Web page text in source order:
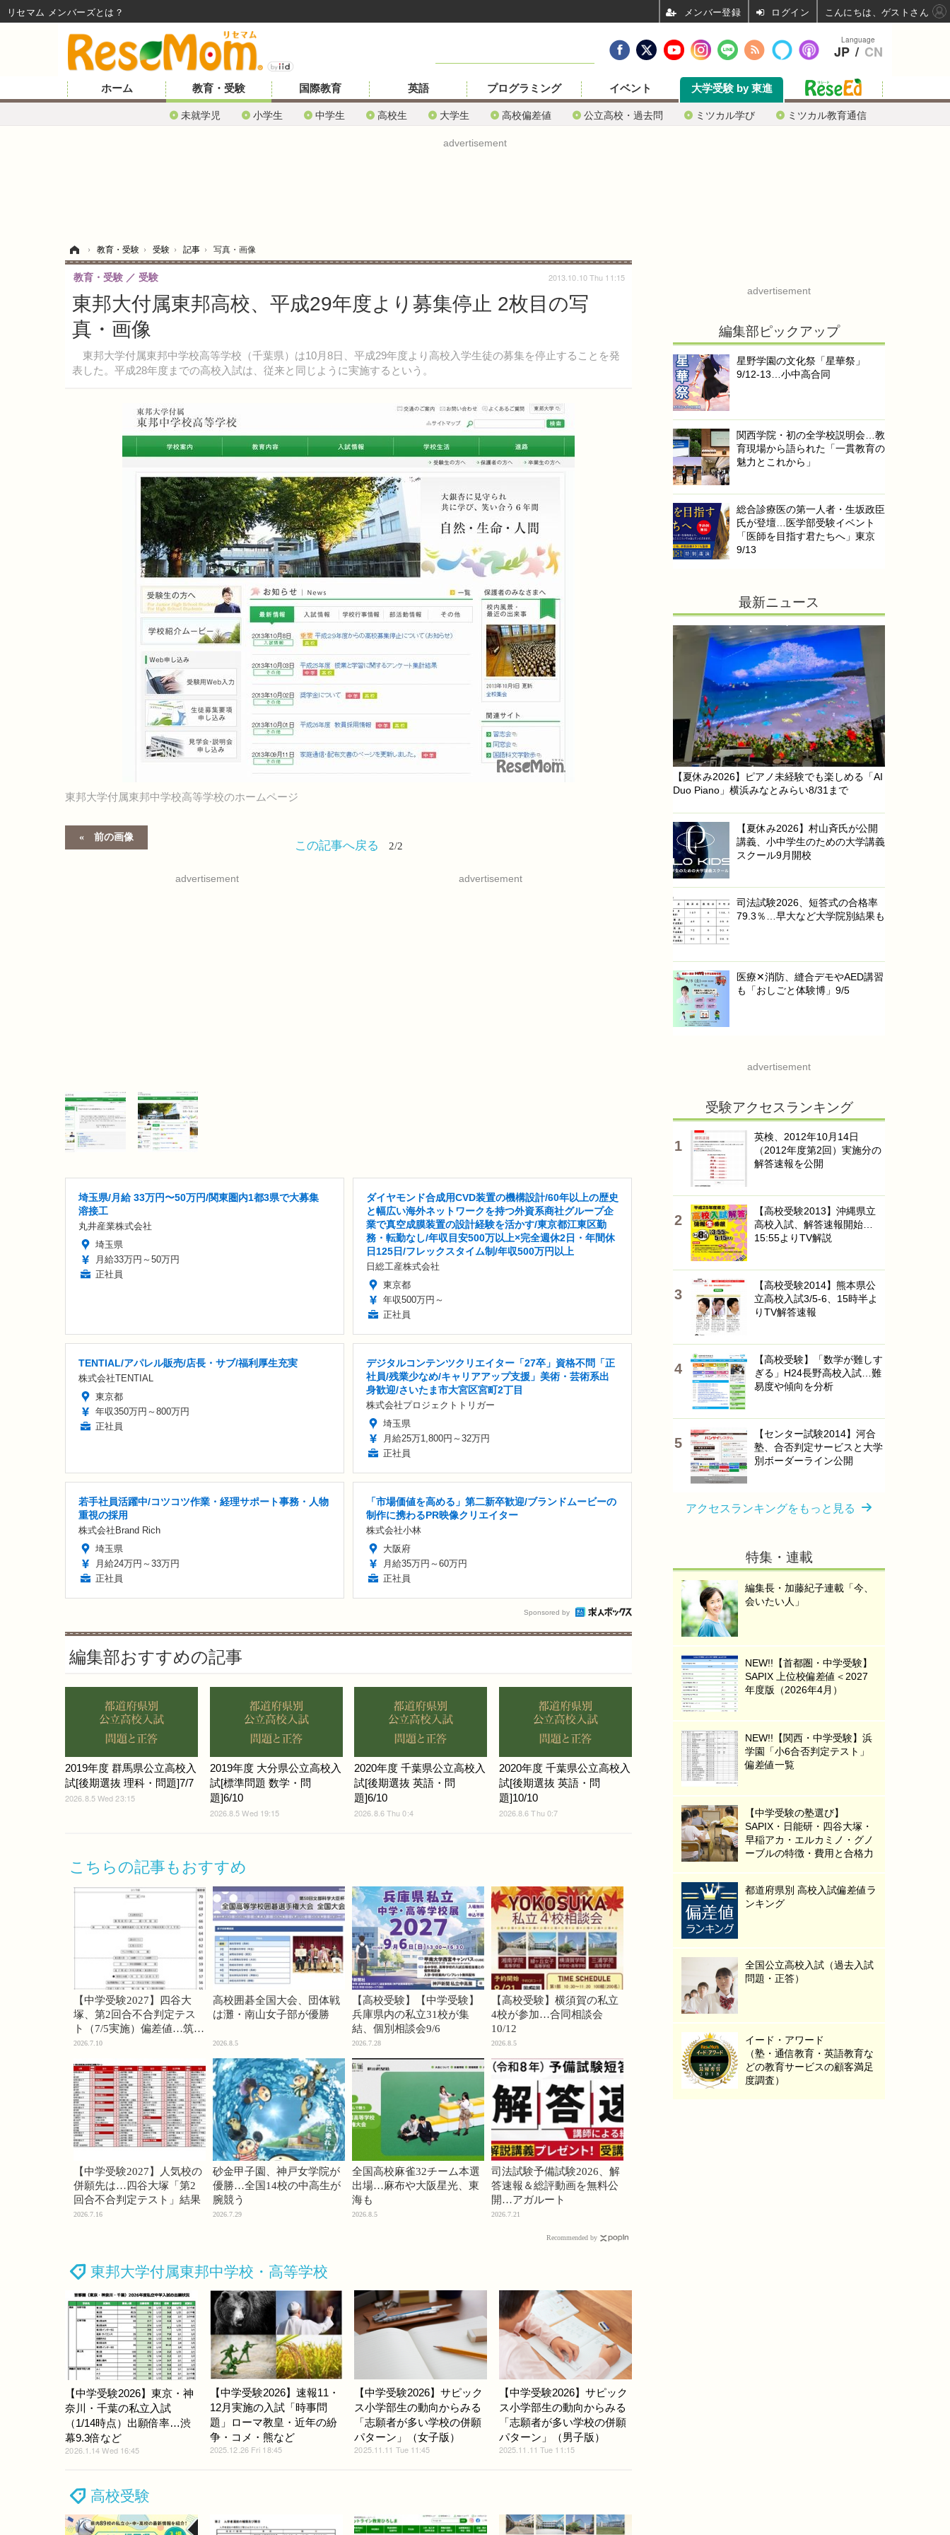
ホーム 教育・受験
未就学児 小学生 中学生 高校生 大学生 高校偏差値 公立高校・過去問 ミツカル学び ミツカル教育通信
国際教育 英語 プログラミング イベント 大学受験 by 東進
advertisement
› 教育・受験 › 受験 › 記事 › 写真・画像
東邦大付属東邦高校、平成29年度より募集停止 2枚目の写
真・画像
東邦大学付属東邦中学校高等学校（千葉県）は10月8日、平成29年度より高校入学生徒の募集を停止することを発
表した。平成28年度までの高校入試は、従来と同じように実施するという。
教育・受験 受験 2013.10.10 Thu 11:15
東邦大学付属東邦中学校高等学校のホームページ
前の画像
この記事へ戻る 2/2
advertisement advertisement
埼玉県/月給 33万円〜50万円/関東圏内1都3県で大募集
溶接工
丸井産業株式会社
埼玉県
月給33万円～50万円
正社員
ダイヤモンド合成用CVD装置の機構設計/60年以上の歴史
と幅広い海外ネットワークを持つ外資系商社グループ企
業で真空成膜装置の設計経験を活かす/東京都江東区勤
務・転勤なし/年収目安500万以上×完全週休2日・年間休
日125日/フレックスタイム制/年収500万円以上
日総工産株式会社
東京都
年収500万円～
正社員
TENTIAL/アパレル販売/店長・サブ/福利厚生充実
株式会社TENTIAL
東京都
年収350万円～800万円
正社員
デジタルコンテンツクリエイター「27卒」資格不問「正
社員/残業少なめ/キャリアアップ支援」美術・芸術系出
身歓迎/さいたま市大宮区宮町2丁目
株式会社プロジェクトトリガー
埼玉県
月給25万1,800円～32万円
正社員
若手社員活躍中/コツコツ作業・経理サポート事務・人物
重視の採用
株式会社Brand Rich
埼玉県
月給24万円～33万円
正社員
「市場価値を高める」第二新卒歓迎/ブランドムービーの
制作に携わるPR映像クリエイター
株式会社小林
大阪府
月給35万円～60万円
正社員
Sponsored by
編集部おすすめの記事
2019年度 群馬県公立高校入
試[後期選抜 理科・問題]7/7
2026.8.5 Wed 23:15
2019年度 大分県公立高校入
試[標準問題 数学・問
題]6/10
2026.8.5 Wed 19:15
2020年度 千葉県公立高校入
試[後期選抜 英語・問
題]6/10
2026.8.6 Thu 0:4
2020年度 千葉県公立高校入
試[後期選抜 英語・問
題]10/10
2026.8.6 Thu 0:7
こちらの記事もおすすめ
【中学受験2027】四谷大
塚、第2回合不合判定テス
ト（7/5実施）偏差値…筑駒
74・桜蔭70＜PR＞
2026.7.10
高校囲碁全国大会、団体戦
は灘・南山女子部が優勝
2026.8.5
【高校受験】【中学受験】
兵庫県内の私立31校が集
結、個別相談会9/6
2026.7.28
【高校受験】横須賀の私立
4校が参加…合同相談会
10/12
2026.8.5
【中学受験2027】人気校の
併願先は…四谷大塚「第2
回合不合判定テスト」結果
2026.7.16
砂金甲子園、神戸女学院が
優勝…全国14校の中高生が
腕競う
2026.7.29
全国高校麻雀32チーム本選
出場…麻布や大阪星光、東
海も
2026.8.5
司法試験予備試験2026、解
答速報＆総評動画を無料公
開…アガルート
2026.7.21
Recommended by
東邦大学付属東邦中学校・高等学校
【中学受験2026】東京・神
奈川・千葉の私立入試
（1/14時点）出願倍率…渋
幕9.3倍など
2026.1.14 Wed 16:45
【中学受験2026】速報11・
12月実施の入試「時事問
題」ローマ教皇・近年の紛
争・コメ・熊など
2025.12.26 Fri 18:45
【中学受験2026】サピック
ス小学部生の動向からみる
「志願者が多い学校の併願
パターン」（女子版）
2025.11.11 Tue 11:45
【中学受験2026】サピック
ス小学部生の動向からみる
「志願者が多い学校の併願
パターン」（男子版）
2025.11.11 Tue 11:15
高校受験
advertisement
編集部ピックアップ
星野学園の文化祭「星華祭」
9/12-13…小中高合同
関西学院・初の全学校説明会…教
育現場から語られた「一貫教育の
魅力とこれから」
総合診療医の第一人者・生坂政臣
氏が登壇…医学部受験イベント
「医師を目指す君たちへ」東京
9/13
最新ニュース
【夏休み2026】ピアノ未経験でも楽しめる「AI
Duo Piano」横浜みなとみらい8/31まで
【夏休み2026】村山斉氏が公開
講義、小中学生のための大学講義
スクール9月開校
司法試験2026、短答式の合格率
79.3％…早大など大学院別結果も
医療✕消防、縫合デモやAED講習
も「おしごと体験博」9/5
advertisement
受験アクセスランキング
英検、2012年10月14日
（2012年度第2回）実施分の
解答速報を公開
【高校受験2013】沖縄県立
高校入試、解答速報開始…
15:55よりTV解説
【高校受験2014】熊本県公
立高校入試3/5-6、15時半よ
りTV解答速報
【高校受験】「数学が難しす
ぎる」H24長野高校入試…難
易度や傾向を分析
【センター試験2014】河合
塾、合否判定サービスと大学
別ボーダーライン公開
アクセスランキングをもっと見る
特集・連載
編集長・加藤紀子連載「今、
会いたい人」
NEW!!【首都圏・中学受験】
SAPIX 上位校偏差値＜2027
年度版（2026年4月）
NEW!!【関西・中学受験】浜
学園「小6合否判定テスト」
偏差値一覧
【中学受験の塾選び】
SAPIX・日能研・四谷大塚・
早稲アカ・エルカミノ・グノ
ーブルの特徴・費用と合格力
都道府県別 高校入試偏差値ラ
ンキング
全国公立高校入試（過去入試
問題・正答）
イード・アワード
（塾・通信教育・英語教育な
どの教育サービスの顧客満足
度調査）
Language
JP / CN
リセマム メンバーズ ログイン こんにちは、ゲストさん